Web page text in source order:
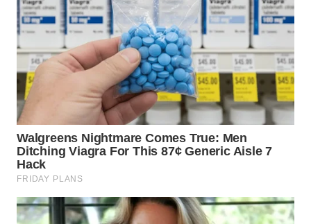
WN
BOGOR
WN
DEPOK
TAPANULI
UTARA
WN
SAMOSIR